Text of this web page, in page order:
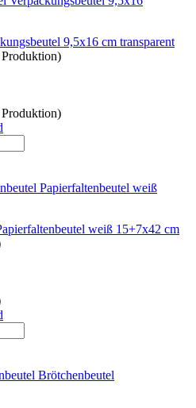
9,5x16 cm transparent
weiß 15+7x42 cm